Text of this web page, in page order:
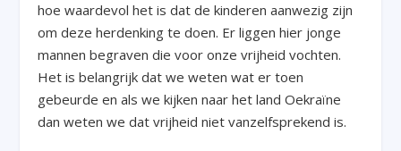
hoe waardevol het is dat de kinderen aanwezig zijn
om deze herdenking te doen. Er liggen hier jonge
mannen begraven die voor onze vrijheid vochten.
Het is belangrijk dat we weten wat er toen
gebeurde en als we kijken naar het land Oekraïne
dan weten we dat vrijheid niet vanzelfsprekend is.